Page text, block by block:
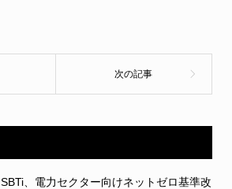
SBTi、電力セクター向けネットゼロ基準改